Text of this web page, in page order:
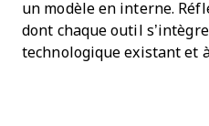
un modèle en interne.
dont chaque outil
technologique existant et